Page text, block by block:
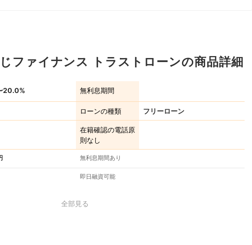
ファイナンス トラストローンの商品詳細
20.0% 無利息期間
ローンの種類 フリーローン
在籍確認の電話原
則なし
無利息期間あり
即日融資可能
全部見る